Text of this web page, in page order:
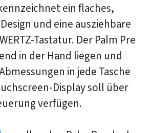
ein flaches,
und eine ausziehbare
Tastatur. Der Palm Pre
in der Hand liegen und
in jede Tasche
Display soll über
verfügen.